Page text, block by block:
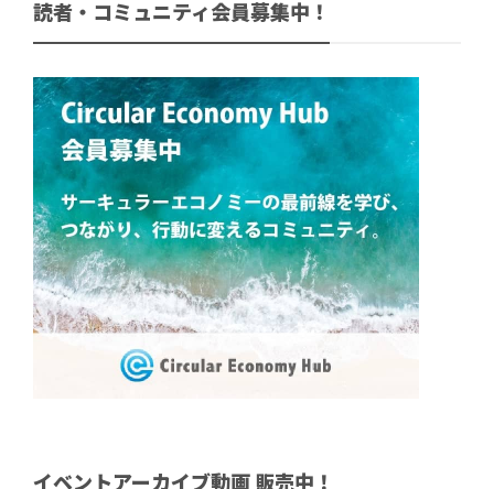
読者・コミュニティ会員募集中！
イベントアーカイブ動画 販売中！